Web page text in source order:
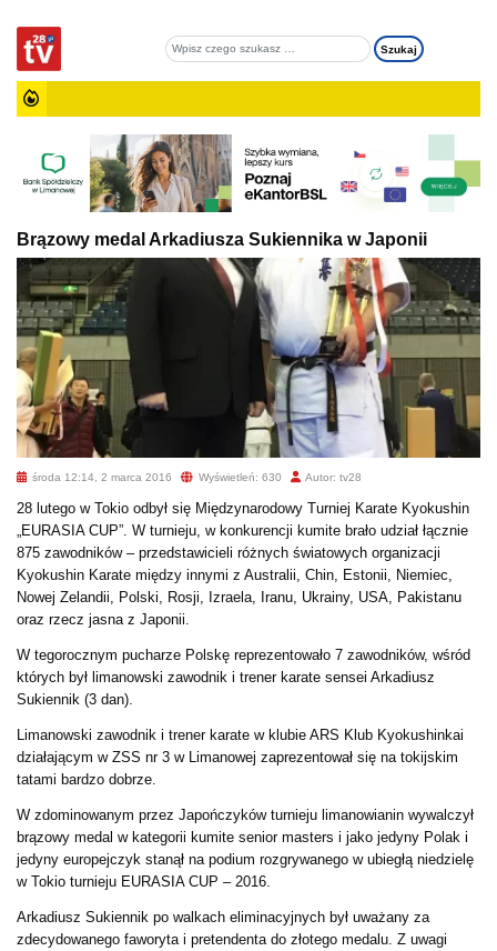
Brązowy medal Arkadiusza Sukiennika w Japonii
środa 12:14, 2 marca 2016 Wyświetleń: 630 Autor: tv28
28 lutego w Tokio odbył się Międzynarodowy Turniej Karate Kyokushin
„EURASIA CUP”. W turnieju, w konkurencji kumite brało udział łącznie
875 zawodników – przedstawicieli różnych światowych organizacji
Kyokushin Karate między innymi z Australii, Chin, Estonii, Niemiec,
Nowej Zelandii, Polski, Rosji, Izraela, Iranu, Ukrainy, USA, Pakistanu
oraz rzecz jasna z Japonii.
W tegorocznym pucharze Polskę reprezentowało 7 zawodników, wśród
których był limanowski zawodnik i trener karate sensei Arkadiusz
Sukiennik (3 dan).
Limanowski zawodnik i trener karate w klubie ARS Klub Kyokushinkai
działającym w ZSS nr 3 w Limanowej zaprezentował się na tokijskim
tatami bardzo dobrze.
W zdominowanym przez Japończyków turnieju limanowianin wywalczył
brązowy medal w kategorii kumite senior masters i jako jedyny Polak i
jedyny europejczyk stanął na podium rozgrywanego w ubiegłą niedzielę
w Tokio turnieju EURASIA CUP – 2016.
Arkadiusz Sukiennik po walkach eliminacyjnych był uważany za
zdecydowanego faworyta i pretendenta do złotego medalu. Z uwagi